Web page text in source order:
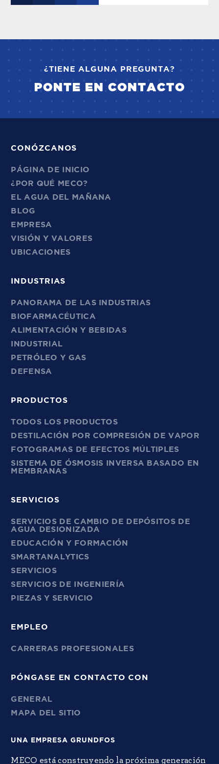
¿TIENE ALGUNA PREGUNTA?
PONTE EN CONTACTO
CONÓZCANOS
PÁGINA DE INICIO
¿POR QUÉ MECO?
EL AGUA DEL MAÑANA
BLOG
EMPRESA
VISIÓN Y VALORES
UBICACIONES
INDUSTRIAS
PANORAMA DE LAS INDUSTRIAS
BIOFARMACÉUTICA
ALIMENTACIÓN Y BEBIDAS
INDUSTRIAL
PETRÓLEO Y GAS
DEFENSA
PRODUCTOS
TODOS LOS PRODUCTOS
DESTILACIÓN POR COMPRESIÓN DE VAPOR
FOTOGRAMAS DE EFECTOS MÚLTIPLES
SISTEMA DE ÓSMOSIS INVERSA BASADO EN
MEMBRANAS
SERVICIOS
SERVICIOS DE CAMBIO DE DEPÓSITOS DE
AGUA DESIONIZADA
EDUCACIÓN Y FORMACIÓN
SMARTANALYTICS
SERVICIOS
SERVICIOS DE INGENIERÍA
PIEZAS Y SERVICIO
EMPLEO
CARRERAS PROFESIONALES
PÓNGASE EN CONTACTO CON
GENERAL
MAPA DEL SITIO
UNA EMPRESA GRUNDFOS
MECO está construyendo la próxima generación